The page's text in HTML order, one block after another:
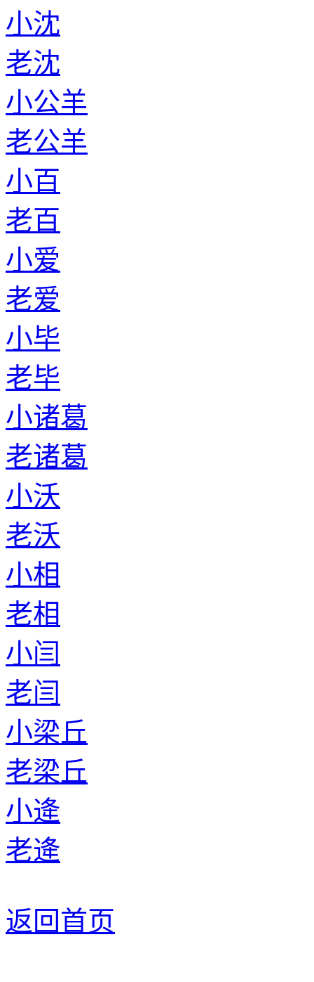
小沈
老沈
小公羊
老公羊
小百
老百
小爱
老爱
小毕
老毕
小诸葛
老诸葛
小沃
老沃
小相
老相
小闫
老闫
小梁丘
老梁丘
小逄
老逄
返回首页